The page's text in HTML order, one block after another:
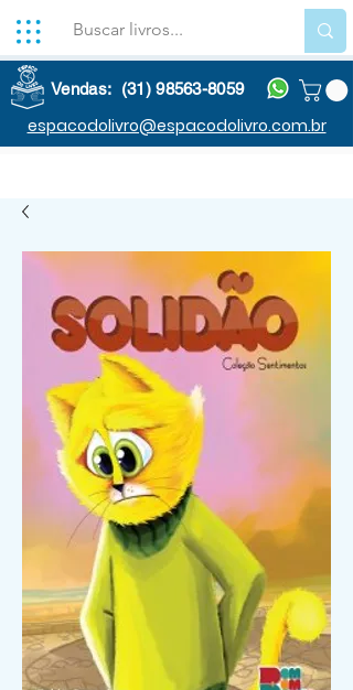
Vendas: (31) 98563-8059
espacodolivro@espacodolivro.com.br